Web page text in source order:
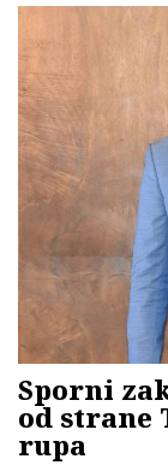
Sporni
od strane
rupa